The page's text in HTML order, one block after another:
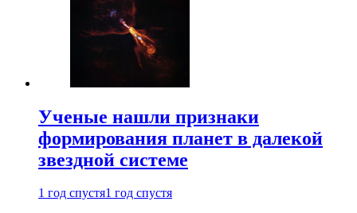
Ученые нашли признаки
формирования планет в далекой
звездной системе
1 год спустя1 год спустя